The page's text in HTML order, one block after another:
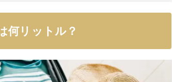
何リットル？